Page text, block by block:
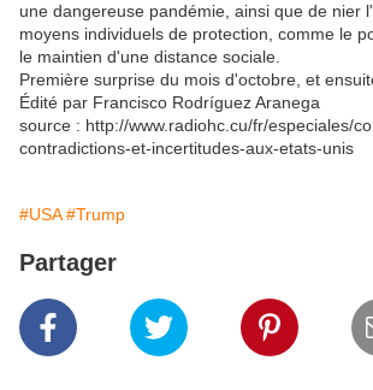
une dangereuse pandémie, ainsi que de nier
moyens individuels de protection, comme le
le maintien d'une distance sociale.
Première surprise du mois d'octobre, et
Édité par Francisco Rodríguez Aranega
source : http://www.radiohc.cu/fr/especiales/
contradictions-et-incertitudes-aux-etats-unis
#USA #Trump
Partager